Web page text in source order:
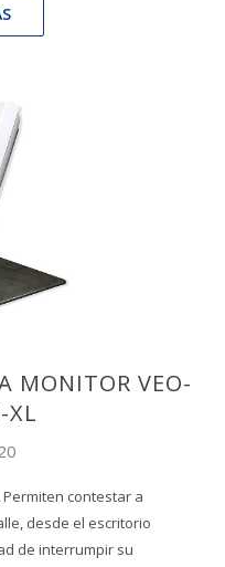
MONITOR VEO-
XL
Permiten contestar a
desde el escritorio
de interrumpir su